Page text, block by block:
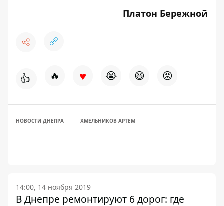
Платон Бережной
👍 🔥 ♥ 😭 😆 😡
НОВОСТИ ДНЕПРА ХМЕЛЬНИКОВ АРТЕМ
14:00, 14 ноября 2019
В Днепре ремонтируют 6 дорог: где